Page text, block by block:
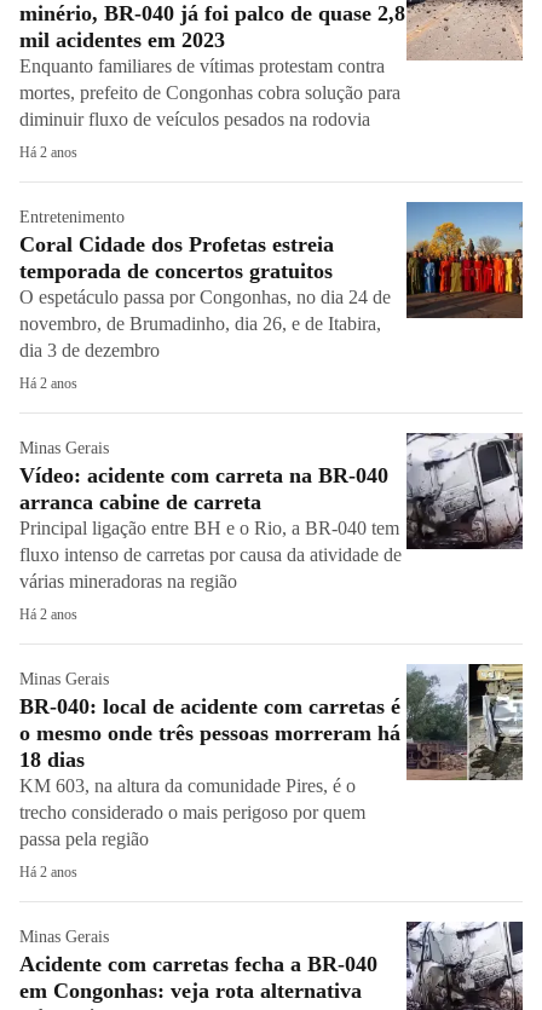
minério, BR-040 já foi palco de quase 2,8
mil acidentes em 2023
Enquanto familiares de vítimas protestam contra
mortes, prefeito de Congonhas cobra solução para
diminuir fluxo de veículos pesados na rodovia
Há 2 anos
Entretenimento
Coral Cidade dos Profetas estreia
temporada de concertos gratuitos
O espetáculo passa por Congonhas, no dia 24 de
novembro, de Brumadinho, dia 26, e de Itabira,
dia 3 de dezembro
Há 2 anos
Minas Gerais
Vídeo: acidente com carreta na BR-040
arranca cabine de carreta
Principal ligação entre BH e o Rio, a BR-040 tem
fluxo intenso de carretas por causa da atividade de
várias mineradoras na região
Há 2 anos
Minas Gerais
BR-040: local de acidente com carretas é
o mesmo onde três pessoas morreram há
18 dias
KM 603, na altura da comunidade Pires, é o
trecho considerado o mais perigoso por quem
passa pela região
Há 2 anos
Minas Gerais
Acidente com carretas fecha a BR-040
em Congonhas: veja rota alternativa